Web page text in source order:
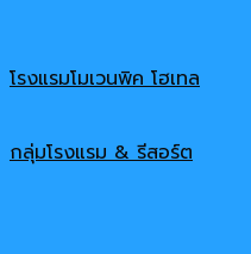
โรงแรมโมเวนพิค โฮเทล
กลุ่มโรงแรม & รีสอร์ต